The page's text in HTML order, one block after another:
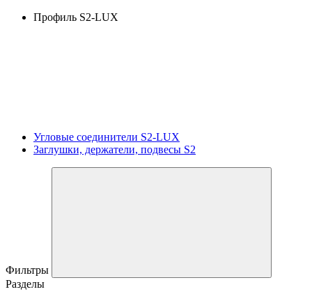
Профиль S2-LUX
Угловые соединители S2-LUX
Заглушки, держатели, подвесы S2
Фильтры
Разделы